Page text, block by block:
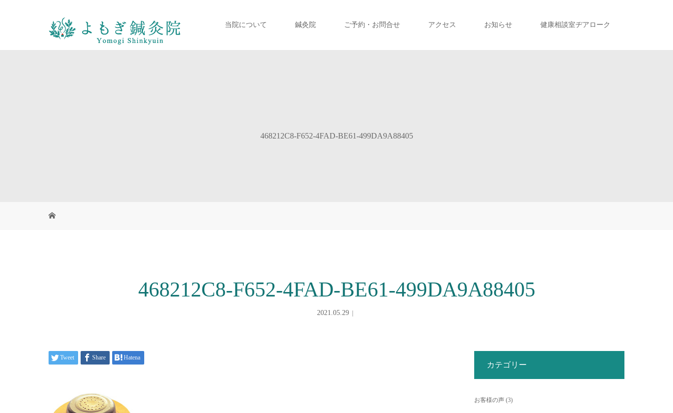
当院について 鍼灸院 ご予約・お問合せ アクセス お知らせ 健康相談室ヂアローク
468212C8-F652-4FAD-BE61-499DA9A88405
468212C8-F652-4FAD-BE61-499DA9A88405
2021.05.29
Tweet Share Hatena
カテゴリー
お客様の声 (3)